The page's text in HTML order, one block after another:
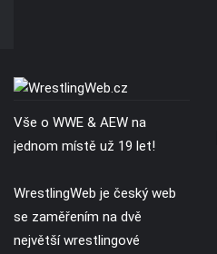
Vše o WWE & AEW na
jednom místě už 19 let!
WrestlingWeb je český web
se zaměřením na dvě
největší wrestlingové